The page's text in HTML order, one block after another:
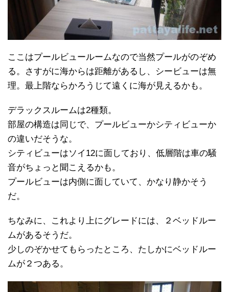
ここはプールビュールームなので当然プールがのぞめ
る。さすがに海からは距離があるし、シービューは無
理。最上階ならかろうじて遠くに海が見えるかも。
デラックスルームは2種類。
部屋の構造は同じで、プールビューかシティビューか
の違いだそうな。
シティビューはソイ12に面しており、低層階は車の騒
音がちょっと聞こえるかも。
プールビューは内側に面していて、かなり静かそう
だ。
ちなみに、これより上にグレードには、２ベッドルー
ムがあるそうだ。
少しのぞかせてもらったところ、たしかにベッドルー
ムが２つある。